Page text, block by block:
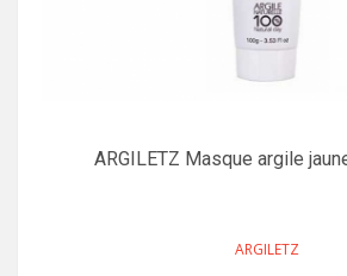
ARGILETZ Masque argile
ARGILETZ